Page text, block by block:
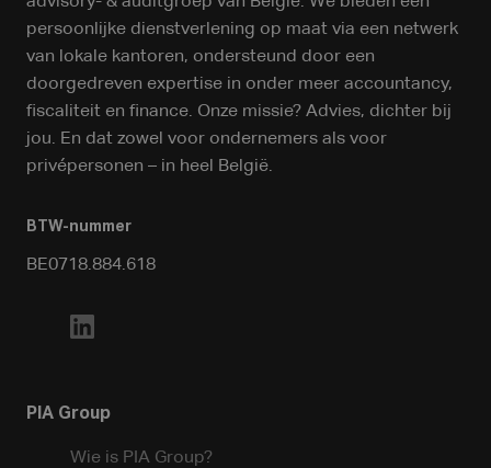
persoonlijke dienstverlening op maat via een netwerk
van lokale kantoren, ondersteund door een
doorgedreven expertise in onder meer accountancy,
fiscaliteit en finance. Onze missie? Advies, dichter bij
jou. En dat zowel voor ondernemers als voor
privépersonen – in heel België.
BTW-nummer
BE0718.884.618
PIA Group
Wie is PIA Group?